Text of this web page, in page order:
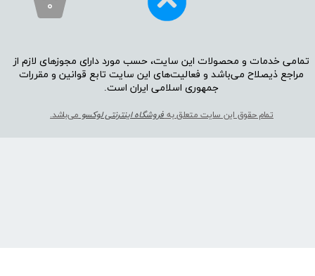
تمامی خدمات و محصولات این سایت، حسب مورد دارای مجوز‌‌‌‌های لازم از
مراجع ذیصلاح می‌باشد و فعالیت‌‌‌‌های این سایت تابع قوانین و مقررات
جمهوری اسلامی ایران است.​​​​​​​
تمام حقوق این سایت متعلق بهفروشگاه اینترنتی لوکسومی‌باشد.
۰